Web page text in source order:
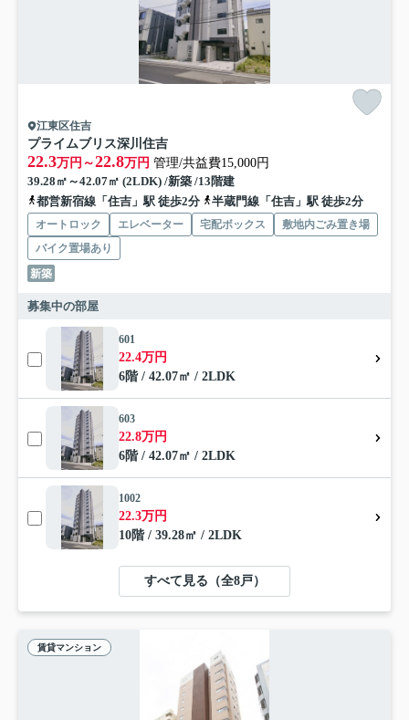
江東区住吉
プライムブリス深川住吉
22.3万円～22.8万円 管理/共益費15,000円
39.28㎡～42.07㎡ (2LDK) /新築 /13階建
都営新宿線「住吉」駅 徒歩2分
半蔵門線「住吉」駅 徒歩2分
オートロック エレベーター 宅配ボックス
敷地内ごみ置き場
バイク置場あり
新築
募集中の部屋
601
22.4万円
6階 / 42.07㎡ / 2LDK
603
22.8万円
6階 / 42.07㎡ / 2LDK
1002
22.3万円
10階 / 39.28㎡ / 2LDK
すべて見る（全8戸）
賃貸マンション